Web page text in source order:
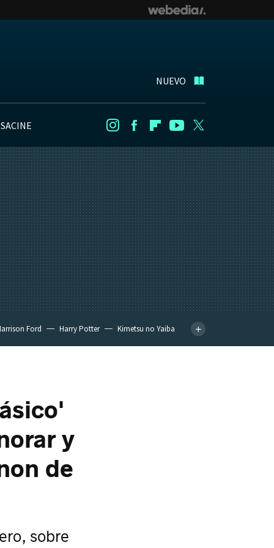
NUEVO
InstagramFacebookFlipboard
Youtube
Ford Harry Potter Kimetsu no Yaiba
y
de
sobre